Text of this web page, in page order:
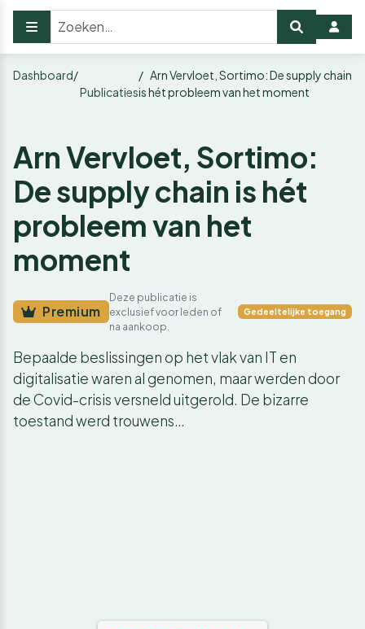
Dashboard
Publicaties
Arn Vervloet, Sortimo: De supply chain
is hét probleem van het moment
Arn Vervloet, Sortimo:
De supply chain is hét
probleem van het
moment
Premium
Deze publicatie is
exclusief voor leden of
na aankoop.
Gedeeltelijke toegang
Bepaalde beslissingen op het vlak van IT en
digitalisatie waren al genomen, maar werden door
de Covid-crisis versneld uitgerold. De bizarre
toestand werd trouwens…